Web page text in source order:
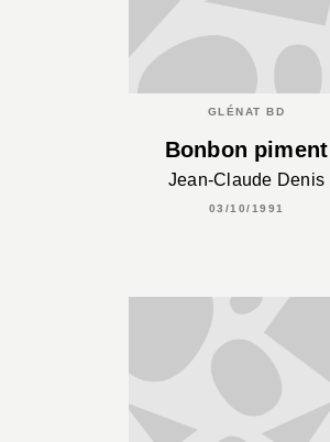
GLÉNAT BD
Bonbon piment
Jean-Claude Denis
03/10/1991